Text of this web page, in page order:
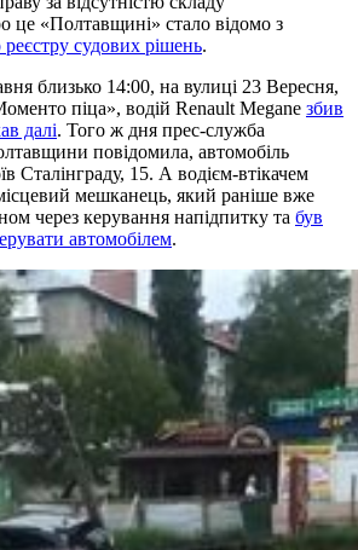
це «Полтавщині» стало відомо з
судових рішень.
близько 14:00, на вулиці 23 Вересня,
піца», водій Renault Megane збив
далі. Того ж дня прес-служба
повідомила, автомобіль
Сталінграду, 15. А водієм-втікачем
мешканець, який раніше вже
через керування напідпитку та був
автомобілем.